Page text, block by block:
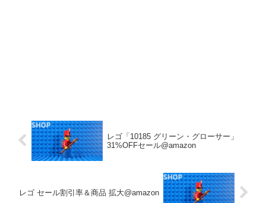
レゴ「10185 グリーン・グローサー」
31%OFFセール@amazon
レゴ セール割引率＆商品 拡大@amazon